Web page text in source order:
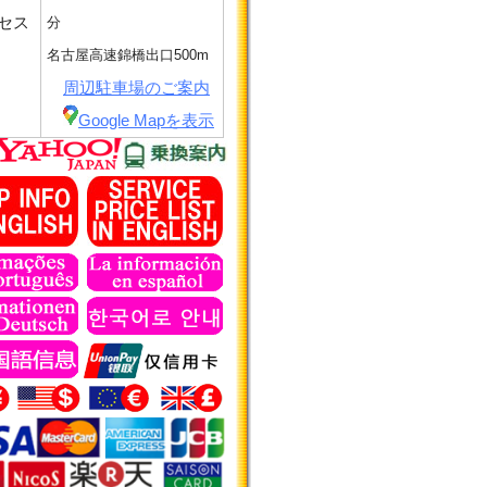
ス
分
名古屋高速錦橋出口500m
周辺駐車場のご案内
Google Mapを表示